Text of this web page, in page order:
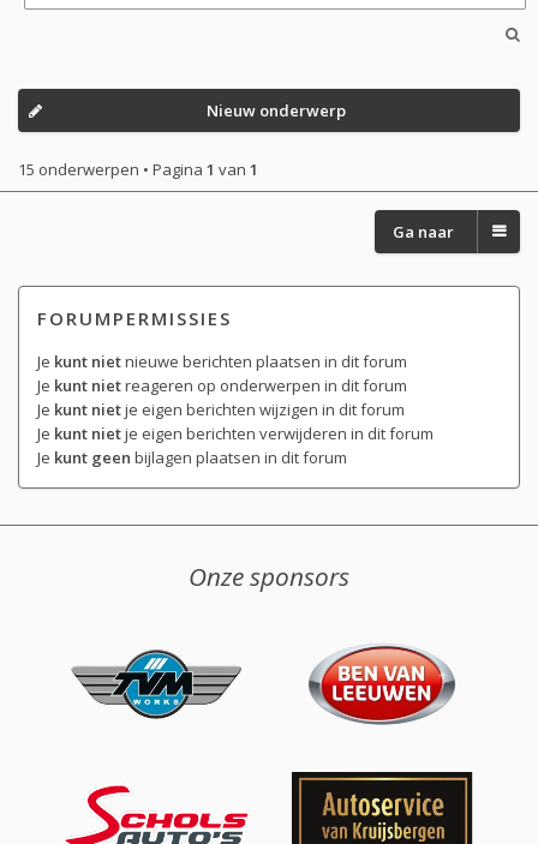
Nieuw onderwerp
15 onderwerpen • Pagina 1 van 1
Ga naar
FORUMPERMISSIES
Je kunt nietnieuwe berichten plaatsen in dit forum
Je kunt nietreageren op onderwerpen in dit forum
Je kunt nietje eigen berichten wijzigen in dit forum
Je kunt nietje eigen berichten verwijderen in dit forum
Je kunt geen bijlagen plaatsen in dit forum
Onze sponsors